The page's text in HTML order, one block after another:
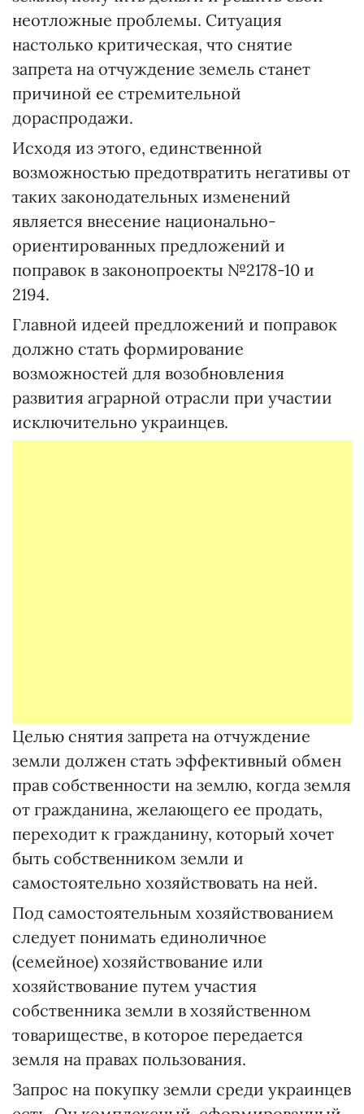
неотложные проблемы. Ситуация
настолько критическая, что снятие
запрета на отчуждение земель станет
причиной ее стремительной
дораспродажи.
Исходя из этого, единственной
возможностью предотвратить негативы от
таких законодательных изменений
является внесение национально-
ориентированных предложений и
поправок в законопроекты №2178-10 и
2194.
Главной идеей предложений и поправок
должно стать формирование
возможностей для возобновления
развития аграрной отрасли при участии
исключительно украинцев.
Целью снятия запрета на отчуждение
земли должен стать эффективный обмен
прав собственности на землю, когда земля
от гражданина, желающего ее продать,
переходит к гражданину, который хочет
быть собственником земли и
самостоятельно хозяйствовать на ней.
Под самостоятельным хозяйствованием
следует понимать единоличное
(семейное) хозяйствование или
хозяйствование путем участия
собственника земли в хозяйственном
товариществе, в которое передается
земля на правах пользования.
Запрос на покупку земли среди украинцев